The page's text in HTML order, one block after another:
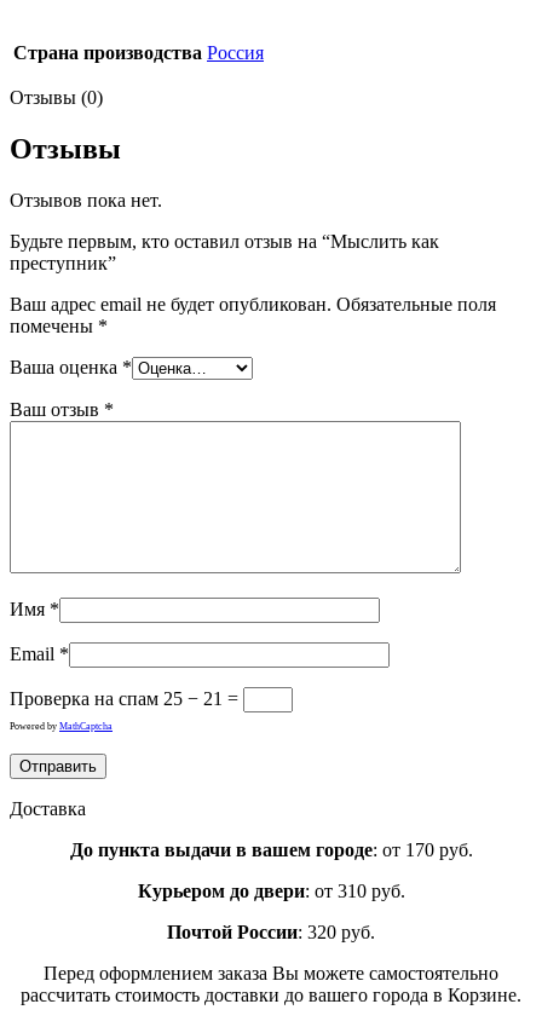
Страна производства Россия
Отзывы (0)
Отзывы
Отзывов пока нет.
Будьте первым, кто оставил отзыв на “Мыслить как
преступник”
Ваш адрес email не будет опубликован. Обязательные поля
помечены *
Ваша оценка *
Ваш отзыв *
Имя *
Email *
Проверка на спам 25 − 21 =
Powered by MathCaptcha
Доставка
До пункта выдачи в вашем городе: от 170 руб.
Курьером до двери: от 310 руб.
Почтой России: 320 руб.
Перед оформлением заказа Вы можете самостоятельно
рассчитать стоимость доставки до вашего города в Корзине.